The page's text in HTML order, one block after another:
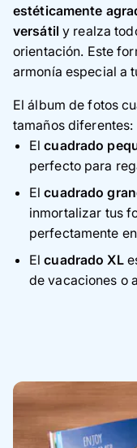
estéticamente
versátily realza
orientación. Este
armonía especial a
El álbum de fotos
tamaños diferentes:
Elcuadrado
perfecto para
Elcuadrado
inmortalizar tus
perfectamente
Elcuadrado XL
de vacaciones o